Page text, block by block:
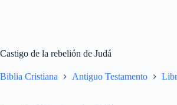
Castigo de la rebelión de Judá
Biblia Cristiana Antiguo Testamento